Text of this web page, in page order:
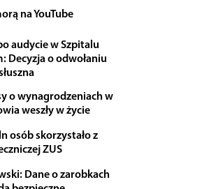
na YouTube
audycie w Szpitalu
Decyzja o odwołaniu
o wynagrodzeniach w
weszły w życie
osób skorzystało z
ZUS
Dane o zarobkach